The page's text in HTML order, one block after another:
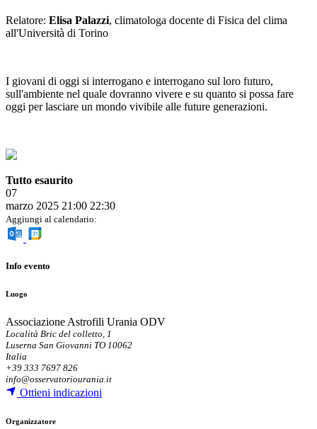
Relatore: Elisa Palazzi, climatologa docente di Fisica del clima
all'Università di Torino
I giovani di oggi si interrogano e interrogano sul loro futuro,
sull'ambiente nel quale dovranno vivere e su quanto si possa fare
oggi per lasciare un mondo vivibile alle future generazioni.
Tutto esaurito
07
marzo 2025 21:00 22:30
Aggiungi al calendario:
Info evento
Luogo
Associazione Astrofili Urania ODV
Località Bric del colletto, 1
Luserna San Giovanni TO 10062
Italia
+39 333 7697 826
info@osservatoriourania.it
Ottieni indicazioni
Organizzatore